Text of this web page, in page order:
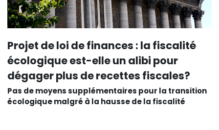
Projet de loi de finances : la fiscalité
écologique est-elle un alibi pour
dégager plus de recettes fiscales?
Pas de moyens supplémentaires pour la transition
écologique malgré à la hausse de la fiscalité